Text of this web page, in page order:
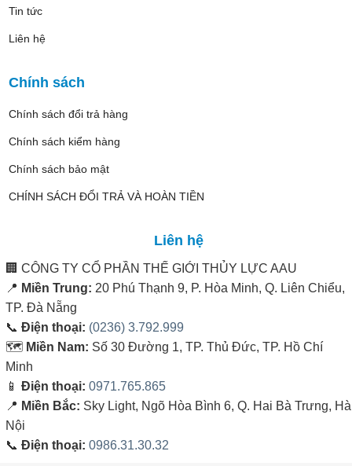
Tin tức
Liên hệ
Chính sách
Chính sách đổi trả hàng
Chính sách kiểm hàng
Chính sách bảo mật
CHÍNH SÁCH ĐỔI TRẢ VÀ HOÀN TIỀN
Liên hệ
🏢 CÔNG TY CỔ PHẦN THẾ GIỚI THỦY LỰC AAU
📍 Miền Trung: 20 Phú Thạnh 9, P. Hòa Minh, Q. Liên Chiểu,
TP. Đà Nẵng
📞 Điện thoại: (0236) 3.792.999
🗺️ Miền Nam: Số 30 Đường 1, TP. Thủ Đức, TP. Hồ Chí
Minh
📱 Điện thoại: 0971.765.865
📍 Miền Bắc: Sky Light, Ngõ Hòa Bình 6, Q. Hai Bà Trưng, Hà
Nội
📞 Điện thoại: 0986.31.30.32